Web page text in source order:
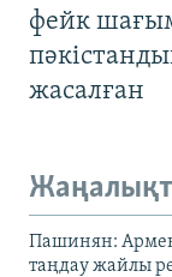
фейк
жасалған
Пашинян:
таңдау жайлы